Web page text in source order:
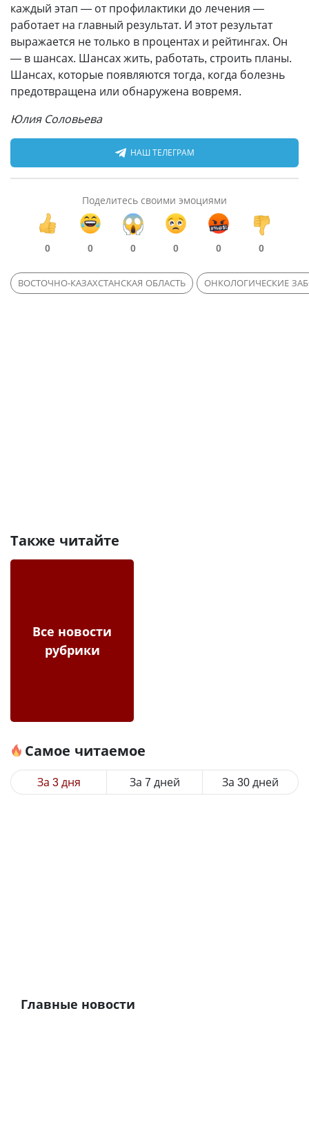
каждый этап — от профилактики до лечения —
работает на главный результат. И этот результат
выражается не только в процентах и рейтингах. Он
— в шансах. Шансах жить, работать, строить планы.
Шансах, которые появляются тогда, когда болезнь
предотвращена или обнаружена вовремя.
Юлия Соловьева
НАШ ТЕЛЕГРАМ
Поделитесь своими эмоциями
0 0 0 0 0 0
ВОСТОЧНО-КАЗАХСТАНСКАЯ ОБЛАСТЬ ОНКОЛОГИЧЕСКИЕ
Также читайте
Все новости
рубрики
Самое читаемое
За 3 дня За 7 дней За 30 дней
Главные новости